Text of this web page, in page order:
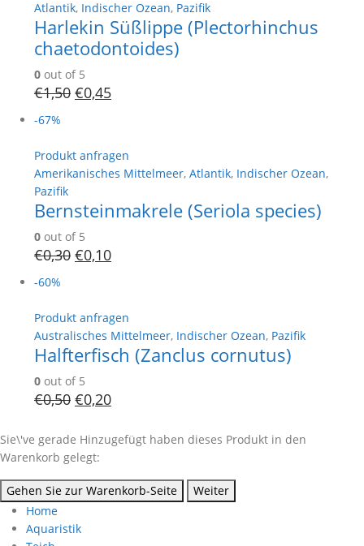
Atlantik, Indischer Ozean, Pazifik
Harlekin Süßlippe (Plectorhinchus
chaetodontoides)
0 out of 5
€1,50 €0,45
-67%
Produkt anfragen
Amerikanisches Mittelmeer, Atlantik, Indischer Ozean,
Pazifik
Bernsteinmakrele (Seriola species)
0 out of 5
€0,30 €0,10
-60%
Produkt anfragen
Australisches Mittelmeer, Indischer Ozean, Pazifik
Halfterfisch (Zanclus cornutus)
0 out of 5
€0,50 €0,20
Sie\'ve gerade Hinzugefügt haben dieses Produkt in den
Warenkorb gelegt:
Gehen Sie zur Warenkorb-Seite
Weiter
Home
Aquaristik